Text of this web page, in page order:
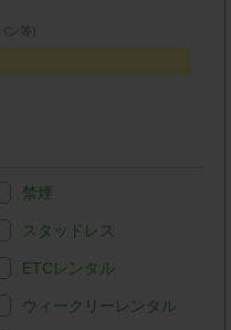
ン等)
禁煙
スタッドレス
ETCレンタル
ウィークリーレンタル